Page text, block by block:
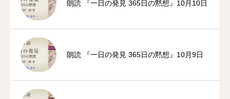
朗読 『一日の発見 365日の黙想』10月10日
朗読 『一日の発見 365日の黙想』10月9日